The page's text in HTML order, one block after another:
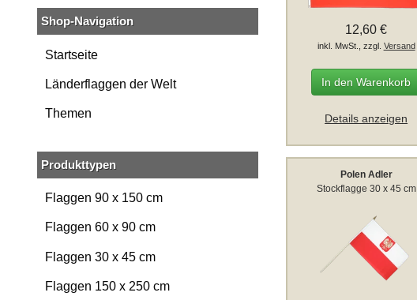
Shop-Navigation
Startseite
Länderflaggen der Welt
Themen
Produkttypen
Flaggen 90 x 150 cm
Flaggen 60 x 90 cm
Flaggen 30 x 45 cm
Flaggen 150 x 250 cm
12,60 €
inkl. MwSt., zzgl. Versand
In den Warenkorb
Details anzeigen
Polen Adler
Stockflagge 30 x 45 cm